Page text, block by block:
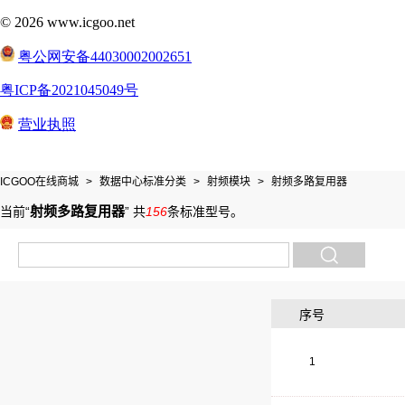
ICGOO在线商城 > 数据中心标准分类 > 射频模块 > 射频多路复用器
当前“射频多路复用器” 共156条标准型号。
序号
1